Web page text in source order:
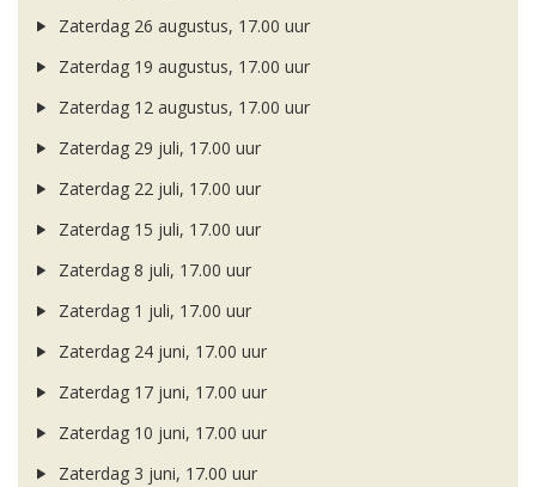
Zaterdag 26 augustus, 17.00 uur
Zaterdag 19 augustus, 17.00 uur
Zaterdag 12 augustus, 17.00 uur
Zaterdag 29 juli, 17.00 uur
Zaterdag 22 juli, 17.00 uur
Zaterdag 15 juli, 17.00 uur
Zaterdag 8 juli, 17.00 uur
Zaterdag 1 juli, 17.00 uur
Zaterdag 24 juni, 17.00 uur
Zaterdag 17 juni, 17.00 uur
Zaterdag 10 juni, 17.00 uur
Zaterdag 3 juni, 17.00 uur